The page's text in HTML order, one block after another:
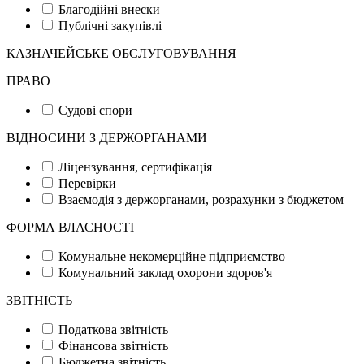
Благодійні внески
Публічні закупівлі
КАЗНАЧЕЙСЬКЕ ОБСЛУГОВУВАННЯ
ПРАВО
Судові спори
ВІДНОСИНИ З ДЕРЖОРГАНАМИ
Ліцензування, сертифікація
Перевірки
Взаємодія з держорганами, розрахунки з бюджетом
ФОРМА ВЛАСНОСТІ
Комунальне некомерційне підприємство
Комунальний заклад охорони здоров'я
ЗВІТНІСТЬ
Податкова звітність
Фінансова звітність